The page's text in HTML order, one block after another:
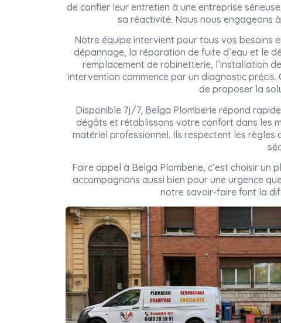
de confier leur entretien à une entreprise
sa réactivité. Nous nous engageons
Notre équipe intervient pour tous vos besoins
dépannage, la réparation de fuite d’eau et le
remplacement de robinetterie, l’installation
intervention commence par un diagnostic
de proposer la
Disponible 7j/7, Belga Plomberie répond
dégâts et rétablissons votre confort dans les
matériel professionnel. Ils respectent les
Faire appel à Belga Plomberie, c’est choisir un
accompagnons aussi bien pour une urgence
notre savoir-faire font la